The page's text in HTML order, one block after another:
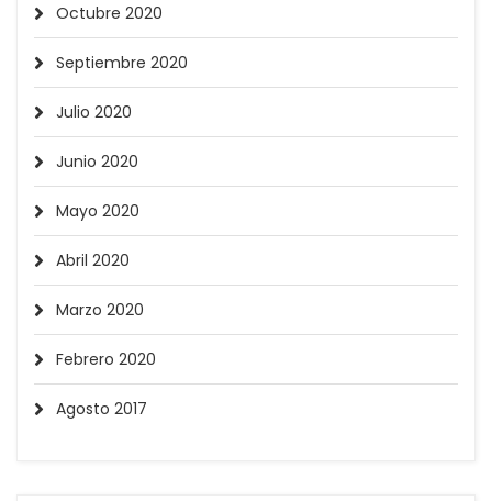
Octubre 2020
Septiembre 2020
Julio 2020
Junio 2020
Mayo 2020
Abril 2020
Marzo 2020
Febrero 2020
Agosto 2017